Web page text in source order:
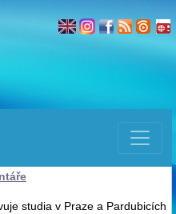
studia v Praze a Pardubicích